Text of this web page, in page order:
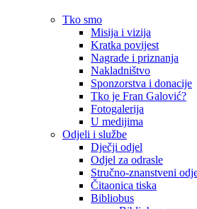
Tko smo
Misija i vizija
Kratka povijest
Nagrade i priznanja
Nakladništvo
Sponzorstva i donacije
Tko je Fran Galović?
Fotogalerija
U medijima
Odjeli i službe
Dječji odjel
Odjel za odrasle
Stručno-znanstveni
Čitaonica tiska
Bibliobus